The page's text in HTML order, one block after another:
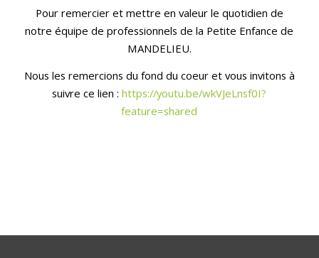
Pour remercier et mettre en valeur le quotidien de
notre équipe de professionnels de la Petite Enfance de
MANDELIEU.
Nous les remercions du fond du coeur et vous invitons à
suivre ce lien :https://youtu.be/wkVJeLnsf0I?
feature=shared